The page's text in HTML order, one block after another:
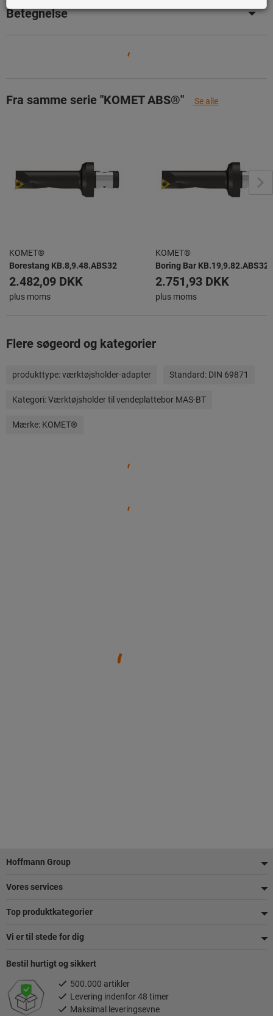
Betegnelse
Fra samme serie "KOMET ABS®" Se alle
KOMET®
Borestang KB.8,9.48.ABS32
2.482,09 DKK
plus moms
KOMET®
Boring Bar KB.19,9.82.ABS32
2.751,93 DKK
plus moms
Flere søgeord og kategorier
produkttype:værktøjsholder-adapter Standard: DIN 69871
Kategori:Værktøjsholder til vendeplattebor MAS-BT
Mærke: KOMET®
Footer
Hoffmann Group
Vores services
Top produktkategorier
Vi er til stede for dig
Bestil hurtigt og sikkert
500.000 artikler
Levering indenfor 48 timer
Maksimal leveringsevne